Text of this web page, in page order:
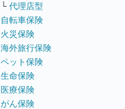
└ 代理店型
自転車保険
火災保険
海外旅行保険
ペット保険
生命保険
医療保険
がん保険